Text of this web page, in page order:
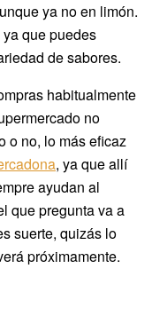
ya no en limón.
que puedes
de sabores.
habitualmente
no
o no, lo más eficaz
, ya que allí
ayudan al
que pregunta va a
suerte, quizás lo
próximamente.